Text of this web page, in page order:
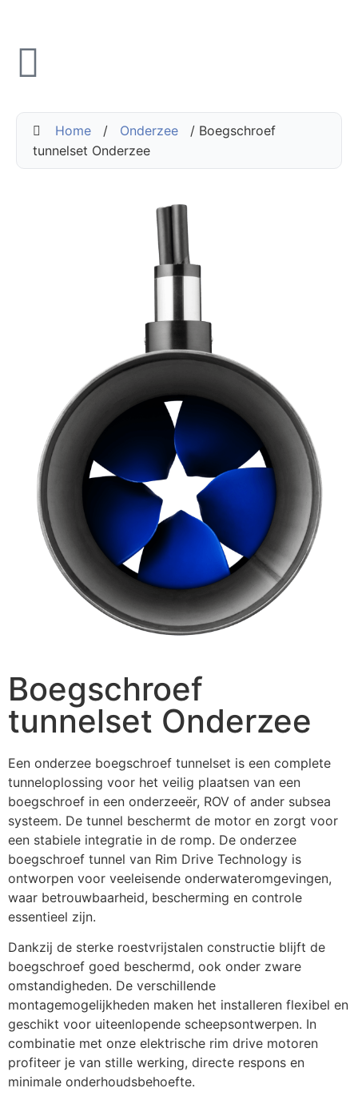
Home / Onderzee
/ Boegschroef
tunnelset Onderzee
Boegschroef
tunnelset Onderzee
Een onderzee boegschroef tunnelset is een complete
tunneloplossing voor het veilig plaatsen van een
boegschroef in een onderzeeër, ROV of ander subsea
systeem. De tunnel beschermt de motor en zorgt voor
een stabiele integratie in de romp. De onderzee
boegschroef tunnel van Rim Drive Technology is
ontworpen voor veeleisende onderwateromgevingen,
waar betrouwbaarheid, bescherming en controle
essentieel zijn.
Dankzij de sterke roestvrijstalen constructie blijft de
boegschroef goed beschermd, ook onder zware
omstandigheden. De verschillende
montagemogelijkheden maken het installeren flexibel en
geschikt voor uiteenlopende scheepsontwerpen. In
combinatie met onze elektrische rim drive motoren
profiteer je van stille werking, directe respons en
minimale onderhoudsbehoefte.